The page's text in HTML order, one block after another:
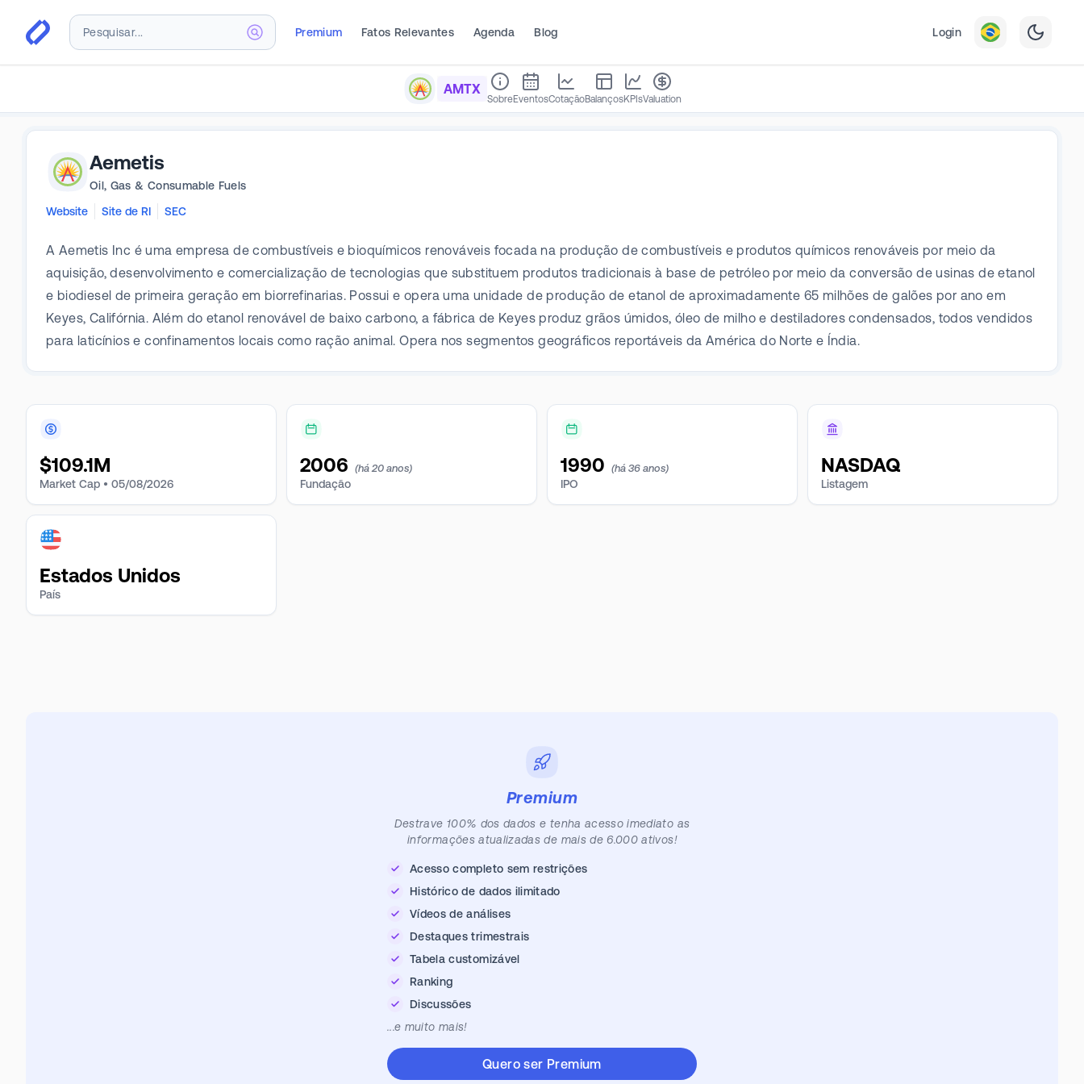
Premium Fatos Relevantes Agenda Blog Login
AMTX
SobreEventosCotaçãoBalançosKPIsValuation
Aemetis
Oil, Gas & Consumable Fuels
Website
Site de RI SEC
A Aemetis Inc é uma empresa de combustíveis e bioquímicos renováveis focada na produção de combustíveis e produtos químicos renováveis por meio da
aquisição, desenvolvimento e comercialização de tecnologias que substituem produtos tradicionais à base de petróleo por meio da conversão de usinas de etanol
e biodiesel de primeira geração em biorrefinarias. Possui e opera uma unidade de produção de etanol de aproximadamente 65 milhões de galões por ano em
Keyes, Califórnia. Além do etanol renovável de baixo carbono, a fábrica de Keyes produz grãos úmidos, óleo de milho e destiladores condensados, todos vendidos
para laticínios e confinamentos locais como ração animal. Opera nos segmentos geográficos reportáveis da América do Norte e Índia.
$109.1M
Market Cap • 05/08/2026
2006 (há 20 anos)
Fundação
1990 (há 36 anos)
IPO
NASDAQ
Listagem
Estados Unidos
País
Premium
Destrave 100% dos dados e tenha acesso imediato as
informações atualizadas de mais de 6.000 ativos!
Acesso completo sem restrições
Histórico de dados ilimitado
Vídeos de análises
Destaques trimestrais
Tabela customizável
Ranking
Discussões
...e muito mais!
Quero ser Premium